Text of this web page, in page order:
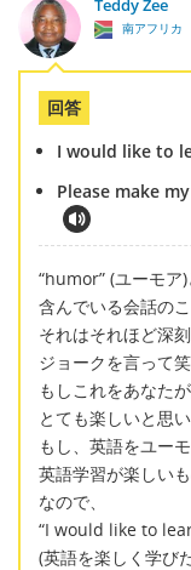
Teddy Zee
南アフリカ
回答
I would like to
Please make
“humor” (ユーモア
含んでいる会話のこ
それはそれほど深
ジョークを言って
もしこれをあなた
とても楽しいと思い
もし、英語をユー
英語学習が楽しい
なので、
“I would like to
(英語を楽しく学び